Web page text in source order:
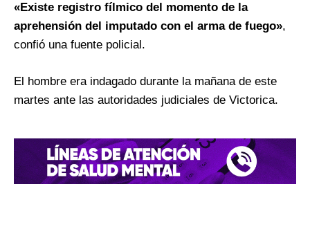
«Existe registro fílmico del momento de la
aprehensión del imputado con el arma de fuego»,
confió una fuente policial.
El hombre era indagado durante la mañana de este
martes ante las autoridades judiciales de Victorica.